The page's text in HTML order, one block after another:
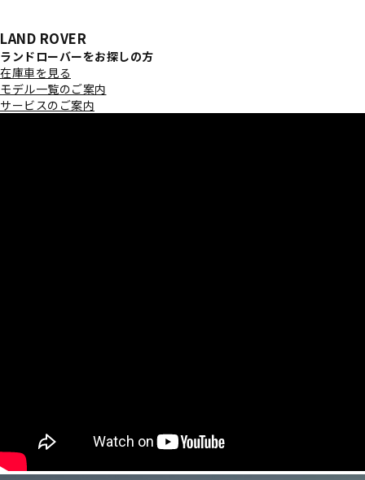
LAND ROVER
ランドローバーをお探しの方
在庫車を見る
モデル一覧のご案内
サービスのご案内